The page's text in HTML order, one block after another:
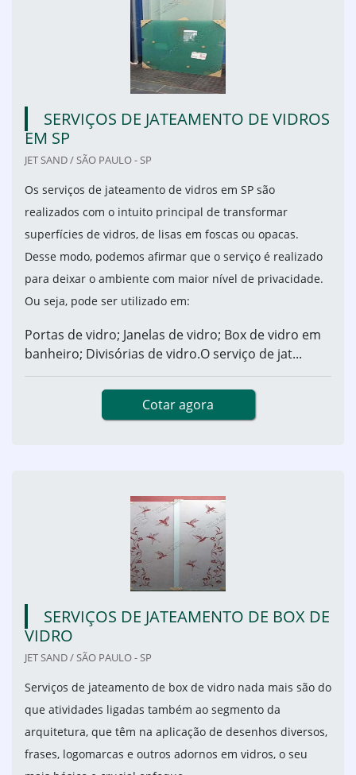
SERVIÇOS DE JATEAMENTO DE VIDROS
EM SP
JET SAND / SÃO PAULO - SP
Os serviços de jateamento de vidros em SP são
realizados com o intuito principal de transformar
superfícies de vidros, de lisas em foscas ou opacas.
Desse modo, podemos afirmar que o serviço é realizado
para deixar o ambiente com maior nível de privacidade.
Ou seja, pode ser utilizado em:
Portas de vidro; Janelas de vidro; Box de vidro em
banheiro; Divisórias de vidro.O serviço de jat...
Cotar agora
SERVIÇOS DE JATEAMENTO DE BOX DE
VIDRO
JET SAND / SÃO PAULO - SP
Serviços de jateamento de box de vidro nada mais são do
que atividades ligadas também ao segmento da
arquitetura, que têm na aplicação de desenhos diversos,
frases, logomarcas e outros adornos em vidros, o seu